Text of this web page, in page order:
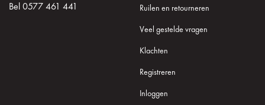
Bel 0577 461 441 Ruilen en retourneren
Veel gestelde vragen
Klachten
Registreren
Inloggen